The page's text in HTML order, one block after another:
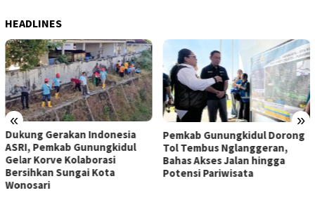
HEADLINES
« »
Dukung Gerakan Indonesia
ASRI, Pemkab Gunungkidul
Gelar Korve Kolaborasi
Bersihkan Sungai Kota
Wonosari
Pemkab Gunungkidul Dorong
Tol Tembus Nglanggeran,
Bahas Akses Jalan hingga
Potensi Pariwisata